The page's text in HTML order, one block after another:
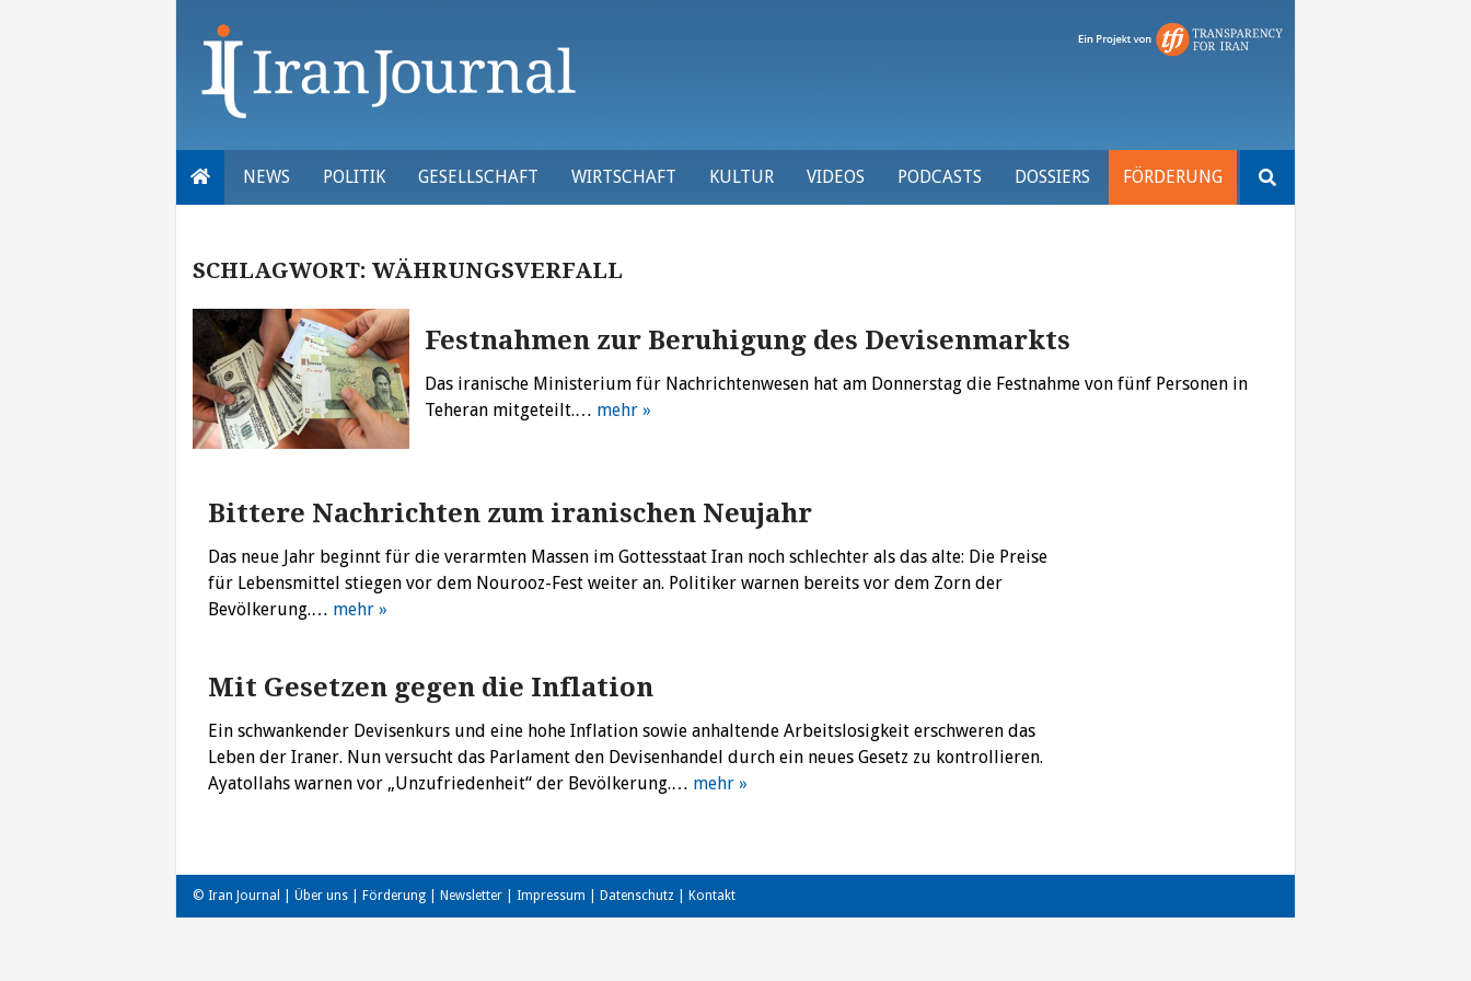
NEWS POLITIK GESELLSCHAFT WIRTSCHAFT KULTUR VIDEOS PODCASTS DOSSIERS FÖRDERUNG
nach:
SCHLAGWORT: WÄHRUNGSVERFALL
Festnahmen zur Beruhigung des Devisenmarkts
Das iranische Ministerium für Nachrichtenwesen hat am Donnerstag die Festnahme von fünf Personen in
Teheran mitgeteilt.… mehr »
Bittere Nachrichten zum iranischen Neujahr
Das neue Jahr beginnt für die verarmten Massen im Gottesstaat Iran noch schlechter als das alte: Die Preise
für Lebensmittel stiegen vor dem Nourooz-Fest weiter an. Politiker warnen bereits vor dem Zorn der
Bevölkerung.… mehr »
Mit Gesetzen gegen die Inflation
Ein schwankender Devisenkurs und eine hohe Inflation sowie anhaltende Arbeitslosigkeit erschweren das
Leben der Iraner. Nun versucht das Parlament den Devisenhandel durch ein neues Gesetz zu kontrollieren.
Ayatollahs warnen vor „Unzufriedenheit“ der Bevölkerung.… mehr »
© Iran Journal | Über uns Förderung Newsletter Impressum Datenschutz Kontakt